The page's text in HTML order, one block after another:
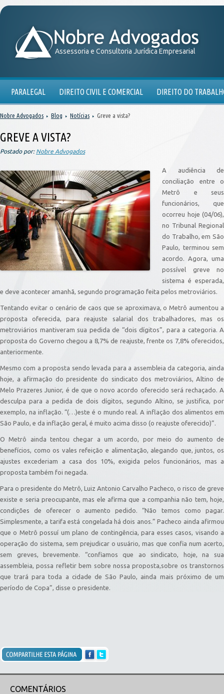
Nobre Advogados Blog Notícias Greve a vista?
GREVE A VISTA?
Postado por: Nobre Advogados
A audiência de
conciliação entre o
Metrô e seus
funcionários, que
ocorreu hoje (04/06),
no Tribunal Regional
do Trabalho, em São
Paulo, terminou sem
acordo. Agora, uma
possível greve no
sistema é esperada,
e deve acontecer amanhã, segundo programação feita pelos metroviários.
Tentando evitar o cenário de caos que se aproximava, o Metrô aumentou a
proposta oferecida, para reajuste salarial dos trabalhadores, mas os
metroviários mantiveram sua pedida de “dois dígitos”, para a categoria. A
proposta do Governo chegou a 8,7% de reajuste, frente os 7,8% oferecidos,
anteriormente.
Mesmo com a proposta sendo levada para a assembleia da categoria, ainda
hoje, a afirmação do presidente do sindicato dos metroviários, Altino de
Melo Prazeres Junior, é de que o novo acordo oferecido será rechaçado. A
desculpa para a pedida de dois dígitos, segundo Altino, se justifica, por
exemplo, na inflação. “(…)este é o mundo real. A inflação dos alimentos em
São Paulo, e da inflação geral, é muito acima disso (o reajuste oferecido)”.
O Metrô ainda tentou chegar a um acordo, por meio do aumento de
benefícios, como os vales refeição e alimentação, alegando que, juntos, os
ajustes excederiam a casa dos 10%, exigida pelos funcionários, mas a
proposta também foi negada.
Para o presidente do Metrô, Luiz Antonio Carvalho Pacheco, o risco de greve
existe e seria preocupante, mas ele afirma que a companhia não tem, hoje,
condições de oferecer o aumento pedido. “Não temos como pagar.
Simplesmente, a tarifa está congelada há dois anos.” Pacheco ainda afirmou
que o Metrô possuí um plano de contingência, para esses casos, visando a
operação do sistema, sem prejudicar o usuário, mas que confia num acerto,
sem greves, brevemente. “confiamos que ao sindicato, hoje, na sua
assembleia, possa refletir bem sobre nossa proposta,sobre os transtornos
que trará para toda a cidade de São Paulo, ainda mais próximo de um
período de Copa”, disse o presidente.
COMENTÁRIOS
Assessoria e Consultoria Jurídica Empresarial
PARALEGAL DIREITO CIVIL E COMERCIAL DIREITO DO